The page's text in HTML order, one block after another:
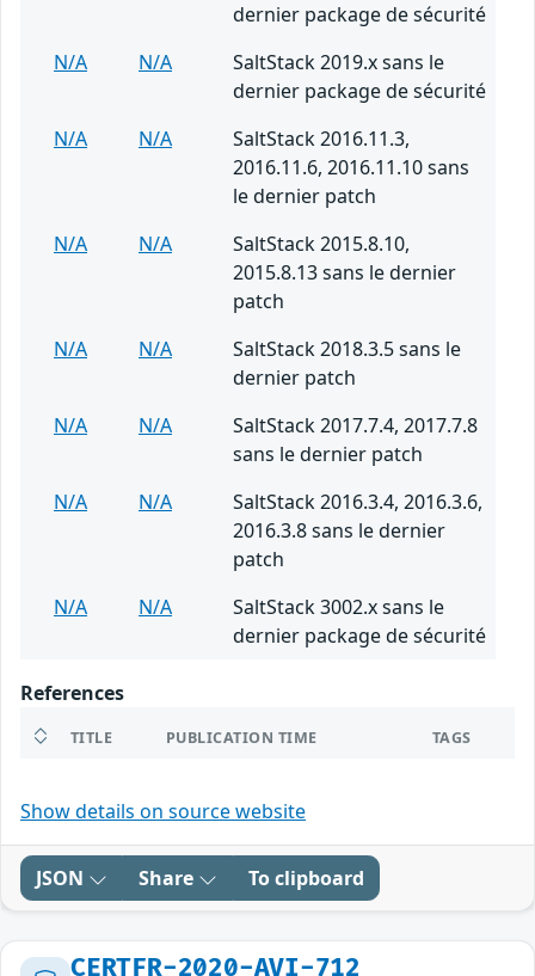
dernier package de sécurité
N/A
N/A
SaltStack 2019.x sans le
dernier package de sécurité
N/A
N/A
SaltStack 2016.11.3,
2016.11.6, 2016.11.10 sans
le dernier patch
N/A
N/A
SaltStack 2015.8.10,
2015.8.13 sans le dernier
patch
N/A
N/A
SaltStack 2018.3.5 sans le
dernier patch
N/A
N/A
SaltStack 2017.7.4, 2017.7.8
sans le dernier patch
N/A
N/A
SaltStack 2016.3.4, 2016.3.6,
2016.3.8 sans le dernier
patch
N/A
N/A
SaltStack 3002.x sans le
dernier package de sécurité
References
TITLE PUBLICATION TIME TAGS
Show details on source website
JSON Share To clipboard
CERTFR-2020-AVI-712